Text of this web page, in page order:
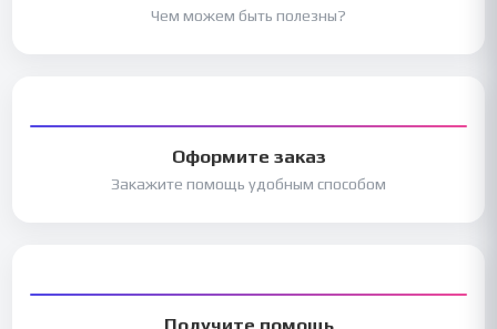
Чем можем быть полезны?
Оформите заказ
Закажите помощь удобным способом
Получите помощь